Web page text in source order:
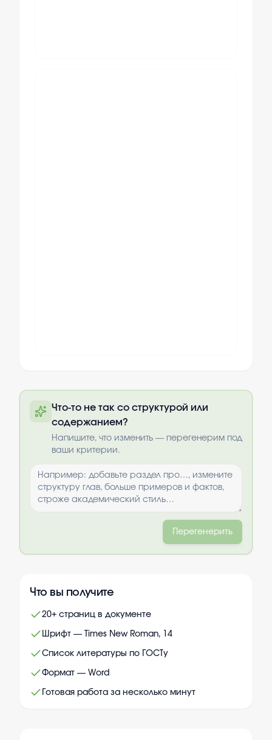
оплаты
Что-то не так со структурой или
содержанием?
Напишите, что изменить — перегенерим под
ваши критерии.
Перегенерить
Что вы получите
20+ страниц в документе
Шрифт — Times New Roman, 14
Список литературы по ГОСТу
Формат — Word
Готовая работа за несколько минут